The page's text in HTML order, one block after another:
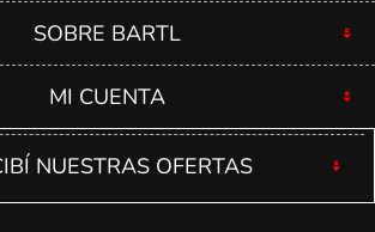
SOBRE BARTL
MI CUENTA
NUESTRAS OFERTAS